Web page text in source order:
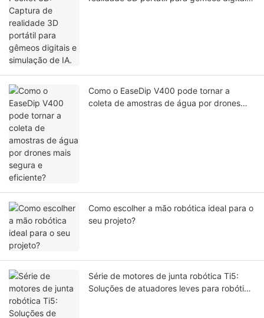
Como o EaseDip V400 pode tornar a
coleta de amostras de água por drones
Como escolher a mão robótica ideal para o
seu projeto?
Série de motores de junta robótica Ti5:
Soluções de atuadores leves para robótica